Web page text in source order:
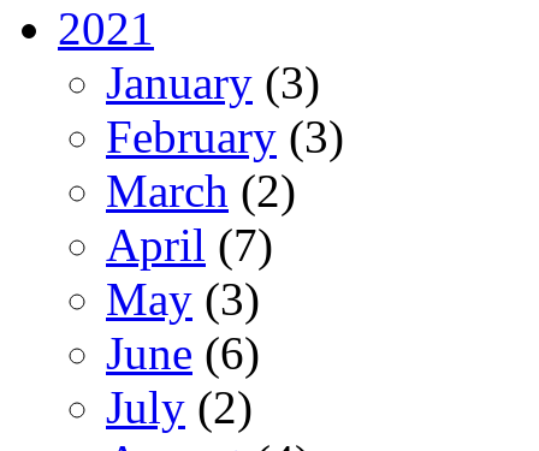
2021
January (3)
February (3)
March (2)
April (7)
May (3)
June (6)
July (2)